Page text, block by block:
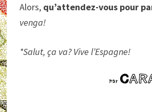
Alors, qu’attendez-vous pour
venga!
*Salut, ça va? Vive l’Espagne!